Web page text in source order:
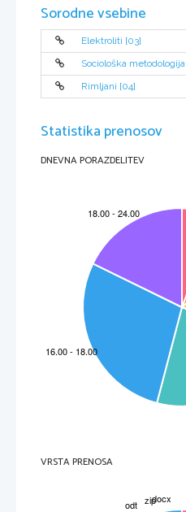
Sorodne vsebine
Elektroliti [03]
Sociološka metodologija
Rimljani [04]
Statistika prenosov
DNEVNA PORAZDELITEV
VRSTA PRENOSA